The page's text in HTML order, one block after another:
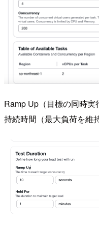
Ramp Up（目標の同時
持続時間（最大負荷を維